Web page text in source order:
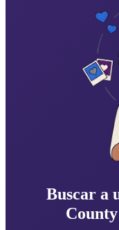
Buscar a